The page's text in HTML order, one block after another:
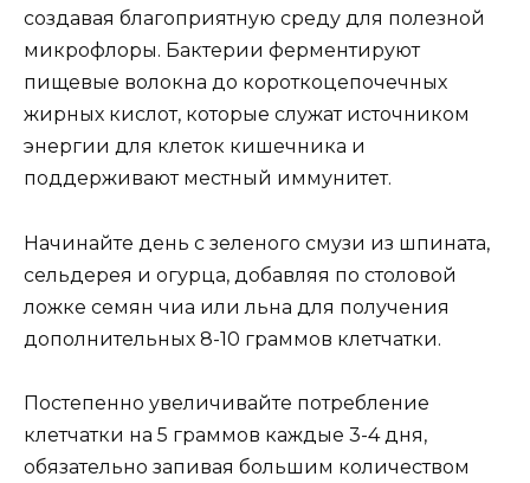
создавая благоприятную среду для полезной
микрофлоры. Бактерии ферментируют
пищевые волокна до короткоцепочечных
жирных кислот, которые служат источником
энергии для клеток кишечника и
поддерживают местный иммунитет.
Начинайте день с зеленого смузи из шпината,
сельдерея и огурца, добавляя по столовой
ложке семян чиа или льна для получения
дополнительных 8-10 граммов клетчатки.
Постепенно увеличивайте потребление
клетчатки на 5 граммов каждые 3-4 дня,
обязательно запивая большим количеством